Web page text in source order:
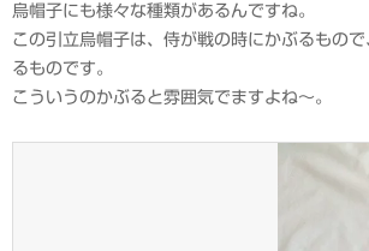
烏帽子にも様々な種類があるんですね。
この引立烏帽子は、侍が戦の時にかぶるもの
るものです。
こういうのかぶると雰囲気でますよね～。